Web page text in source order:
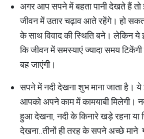
अगर आप सपने में बहता पानी देखते हैं
जीवन में उतार चढ़ाव आते रहेंगे। हो
के साथ विवाद की स्थिति बने। लेकिन
कि जीवन में समस्याएं ज्यादा समय
बह जाएंगी।
सपने में नदी देखना शुभ माना जाता है।
आपको अपने काम में कामयाबी मिलेगी।
हुआ देखना, नदी के किनारे खड़े रहना या
देखना..तीनों ही तरह के सपने अच्छे माने